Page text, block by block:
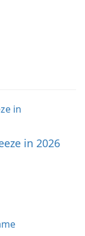
in 2026